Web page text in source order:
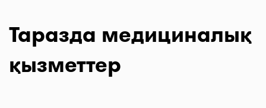
Таразда медициналық
қызметтер